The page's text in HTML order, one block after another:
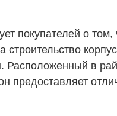
покупателей о
в
предоставляет